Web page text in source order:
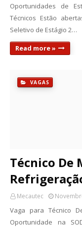
Oportunidades de
Técnicos Estão
Seletivo de Estágio 2…
Read more »
VAGAS
Técnico De
Mecautec
Vaga para Técnico
Oportunidade na